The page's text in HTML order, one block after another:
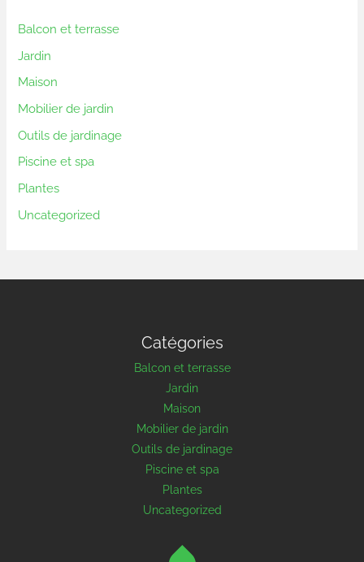
Balcon et terrasse
Jardin
Maison
Mobilier de jardin
Outils de jardinage
Piscine et spa
Plantes
Uncategorized
Catégories
Balcon et terrasse
Jardin
Maison
Mobilier de jardin
Outils de jardinage
Piscine et spa
Plantes
Uncategorized